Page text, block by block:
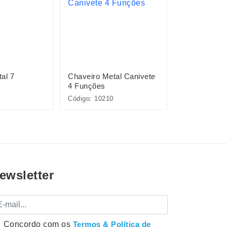
7
Chaveiro Metal Canivete
4 Funções
Código: 10210
Concordo com os Termos & Política de